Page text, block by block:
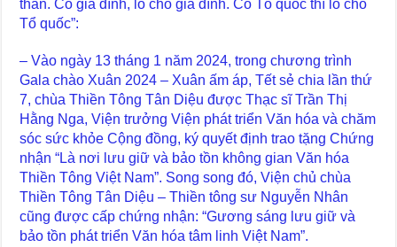
thân. Có gia đình, lo cho gia đình. Có Tổ quốc thì lo cho
Tổ quốc”:
– Vào ngày 13 tháng 1 năm 2024, trong chương trình
Gala chào Xuân 2024 – Xuân ấm áp, Tết sẻ chia lần thứ
7, chùa Thiền Tông Tân Diệu được Thạc sĩ Trần Thị
Hằng Nga, Viện trưởng Viện phát triển Văn hóa và chăm
sóc sức khỏe Cộng đồng, ký quyết định trao tặng Chứng
nhận “Là nơi lưu giữ và bảo tồn không gian Văn hóa
Thiền Tông Việt Nam”. Song song đó, Viện chủ chùa
Thiền Tông Tân Diệu – Thiền tông sư Nguyễn Nhân
cũng được cấp chứng nhận: “Gương sáng lưu giữ và
bảo tồn phát triển Văn hóa tâm linh Việt Nam”.